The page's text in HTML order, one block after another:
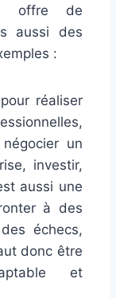
offre de
aussi des
:
réaliser
un
investir,
aussi une
à des
échecs,
donc être
et